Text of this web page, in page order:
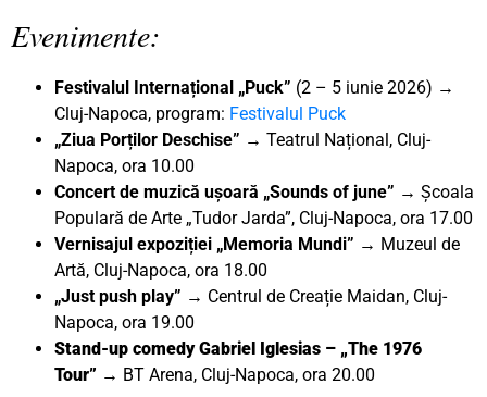
Evenimente:
Festivalul Internațional „Puck” (2 – 5 iunie 2026) →
Cluj-Napoca, program: Festivalul Puck
„Ziua Porților Deschise” → Teatrul Național, Cluj-
Napoca, ora 10.00
Concert de muzică ușoară „Sounds of june” → Școala
Populară de Arte „Tudor Jarda”, Cluj-Napoca, ora 17.00
Vernisajul expoziției „Memoria Mundi” → Muzeul de
Artă, Cluj-Napoca, ora 18.00
„Just push play” → Centrul de Creație Maidan, Cluj-
Napoca, ora 19.00
Stand-up comedy Gabriel Iglesias – „The 1976
Tour” → BT Arena, Cluj-Napoca, ora 20.00